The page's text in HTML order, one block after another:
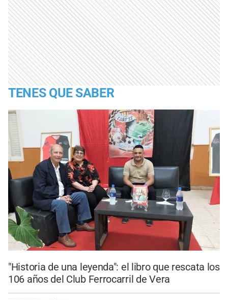
TENES QUE SABER
"Historia de una leyenda": el libro que rescata los
106 años del Club Ferrocarril de Vera